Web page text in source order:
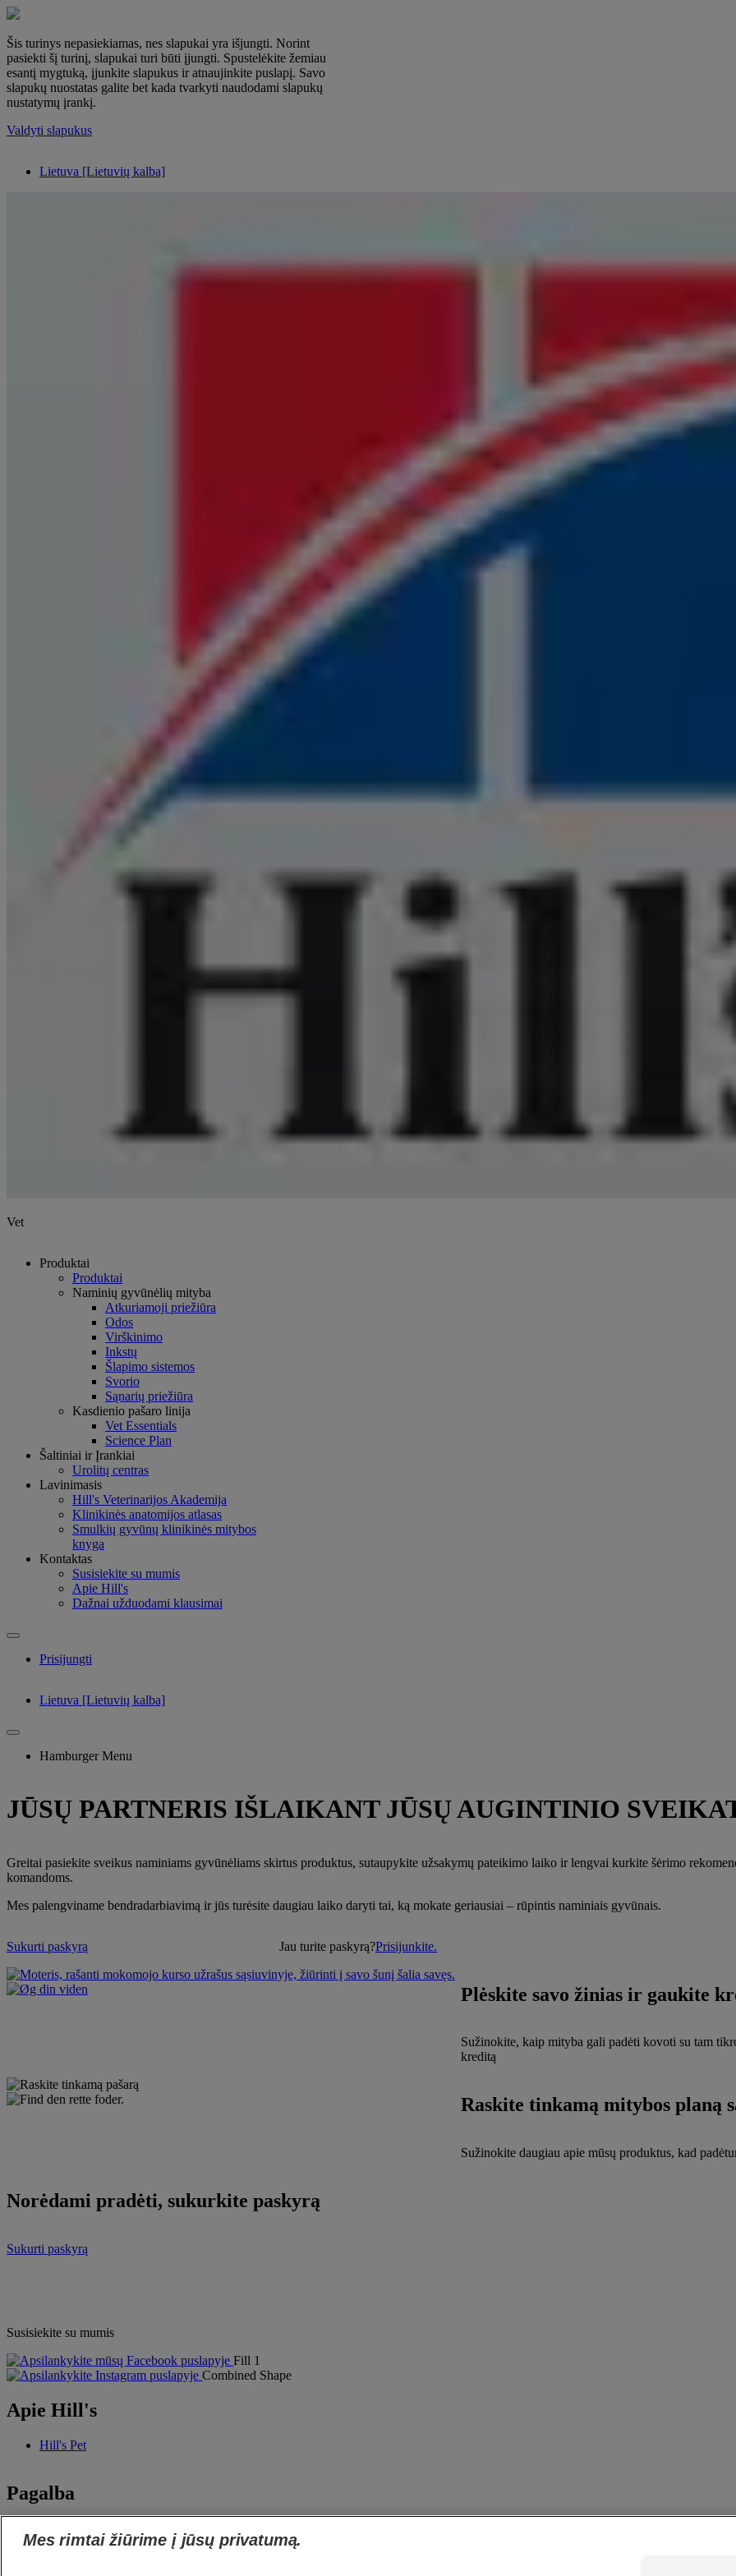
Šis turinys nepasiekiamas, nes slapukai yra išjungti. Norint
pasiekti šį turinį, slapukai turi būti įjungti. Spustelėkite žemiau
esantį mygtuką, įjunkite slapukus ir atnaujinkite puslapį. Savo
slapukų nuostatas galite bet kada tvarkyti naudodami slapukų
nustatymų įrankį.
Valdyti slapukus
Lietuva [Lietuvių kalba]
Vet
Produktai
Produktai
Naminių gyvūnėlių mityba
Atkuriamoji priežiūra
Odos
Virškinimo
Inkstų
Šlapimo sistemos
Svorio
Sąnarių priežiūra
Kasdienio pašaro linija
Vet Essentials
Science Plan
Šaltiniai ir Įrankiai
Urolitų centras
Lavinimasis
Hill's Veterinarijos Akademija
Klinikinės anatomijos atlasas
Smulkių gyvūnų klinikinės mitybos
knyga
Kontaktas
Susisiekite su mumis
Apie Hill's
Dažnai užduodami klausimai
Prisijungti
Lietuva [Lietuvių kalba]
Hamburger Menu
JŪSŲ PARTNERIS IŠLAIKANT JŪSŲ AUGINTINIO
Greitai pasiekite sveikus naminiams gyvūnėliams skirtus produktus, sutaupykite užsakymų pateikimo laiko ir lengvai kurkite šėrimo
komandoms.
Mes palengviname bendradarbiavimą ir jūs turėsite daugiau laiko daryti tai, ką mokate geriausiai – rūpintis naminiais gyvūnais.
Sukurti paskyrą Jau turite paskyrą?Prisijunkite.
Plėskite savo žinias ir gaukite
Sužinokite, kaip mityba gali padėti kovoti su tam
kreditą
Raskite tinkamą mitybos planą
Sužinokite daugiau apie mūsų produktus, kad
Norėdami pradėti, sukurkite paskyrą
Sukurti paskyrą
Susisiekite su mumis
Fill 1
Combined Shape
Apie Hill's
Hill's Pet
Pagalba
Dažnai užduodami klausimai
Mes rimtai žiūrime į jūsų privatumą.